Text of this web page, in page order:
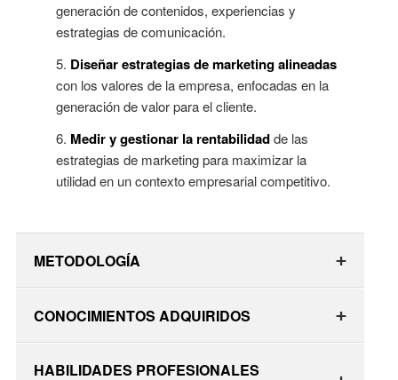
generación de contenidos, experiencias y
estrategias de comunicación.
Diseñar estrategias de marketing alineadas
con los valores de la empresa, enfocadas en la
generación de valor para el cliente.
Medir y gestionar la rentabilidadde las
estrategias de marketing para maximizar la
utilidad en un contexto empresarial competitivo.
METODOLOGÍA +
El programa se imparte enmodalidad no
CONOCIMIENTOS ADQUIRIDOS +
La formación articula conocimientos estratégicos y
HABILIDADES PROFESIONALES